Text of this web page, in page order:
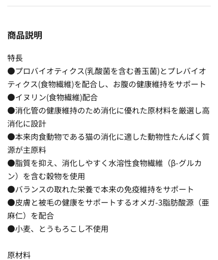
商品説明
特長
●プロバイオティクス(乳酸菌を含む善玉菌)とプレバイオ
ティクス(食物繊維)を配合し、お腹の健康維持をサポート
●イヌリン(食物繊維)配合
●消化管の健康維持のため消化に優れた原材料を厳選し高
消化に設計
●本来肉食動物である猫の消化に適した動物性たんぱく質
源が主原料
●脂質を抑え、消化しやすく水溶性食物繊維（β-グルカ
ン）を含む穀物を使用
●バランスの取れた栄養で本来の免疫維持をサポート
●皮膚と被毛の健康をサポートするオメガ-3脂肪酸源（亜
麻仁）を配合
●小麦、とうもろこし不使用
原材料